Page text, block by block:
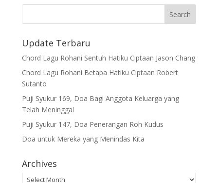
Update Terbaru
Chord Lagu Rohani Sentuh Hatiku Ciptaan Jason Chang
Chord Lagu Rohani Betapa Hatiku Ciptaan Robert
Sutanto
Puji Syukur 169, Doa Bagi Anggota Keluarga yang
Telah Meninggal
Puji Syukur 147, Doa Penerangan Roh Kudus
Doa untuk Mereka yang Menindas Kita
Archives
Archives